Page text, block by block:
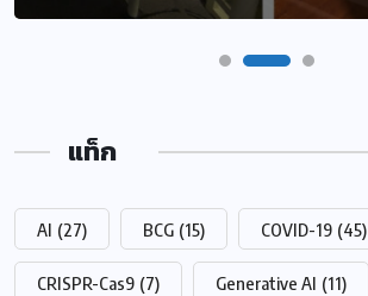
แท็ก
AI (27) BCG (15) COVID-19 (45)
CRISPR-Cas9 (7) Generative AI (11)